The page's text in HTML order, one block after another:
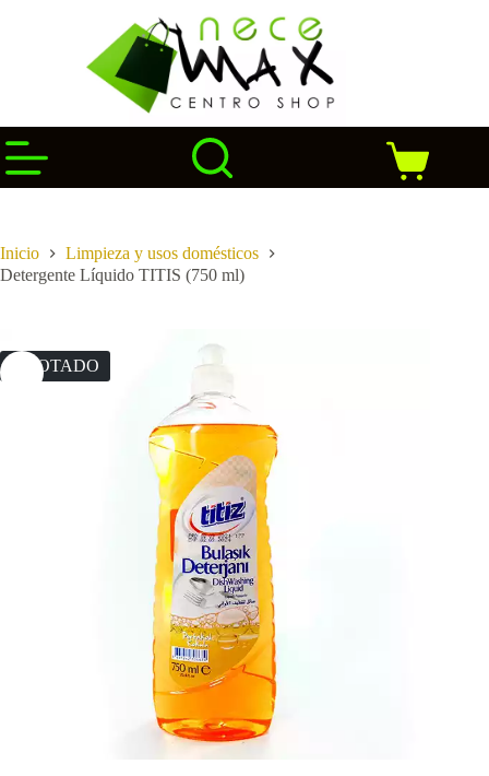
Carro
de
Inicio
Limpieza y usos domésticos
Detergente Líquido TITIS (750 ml)
AGOTADO